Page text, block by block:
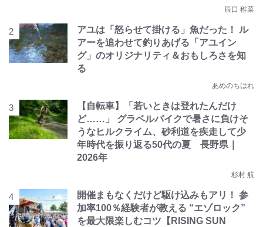
辰口 稚菜
アユは「怒らせて掛ける」魚だった！ ル
アーを追わせて釣りあげる「アユイン
グ」のオリジナリティ＆おもしろさを知
る
あめのちはれ
【自転車】「若いときは登れたんだけ
ど……」 グラベルバイクで暑さに負けそ
うなヒルクライム、砂利道を疾走して少
年時代を振り返る50代の夏 長野県｜
2026年
杉村 航
開催まもなくだけど駆け込みもアリ！ 参
加率100％経験者が教える “エゾロック”
を最大限楽しむコツ【RISING SUN